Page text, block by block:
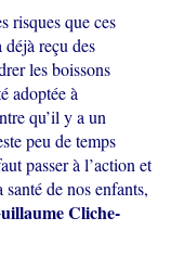
risques que ces
reçu des
les boissons
adoptée à
qu’il y a un
peu de temps
passer à l’action et
de nos enfants,
Cliche-